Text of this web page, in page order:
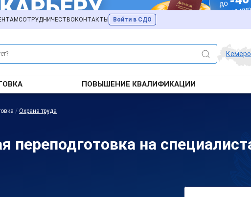
СОТРУДНИЧЕСТВО КОНТАКТЫ Войти в СДО
ПОВЫШЕНИЕ КВАЛИФИКАЦИИ
/ Охрана труда
переподготовка на